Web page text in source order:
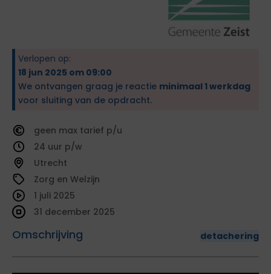
Verlopen op:
18 jun 2025 om 09:00
We ontvangen graag je reactie minimaal 1 werkdag
voor sluiting van de opdracht.
geen
tarief
24
Utrecht
Zorg en Welzijn
Omschrijving detachering
1 juli 2025
31 december 2025